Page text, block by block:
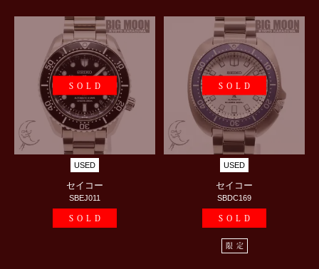
SOLD
USED
セイコー
SBEJ011
SOLD
SOLD
USED
セイコー
SBDC169
SOLD
限定